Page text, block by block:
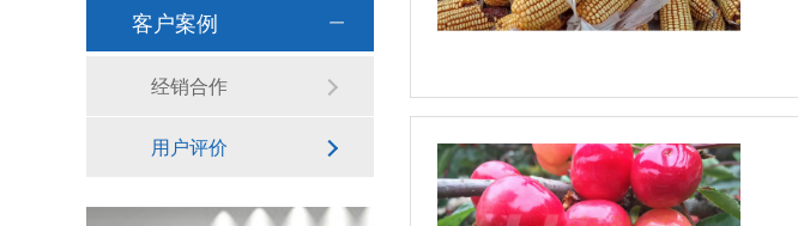
客户案例
经销合作
用户评价